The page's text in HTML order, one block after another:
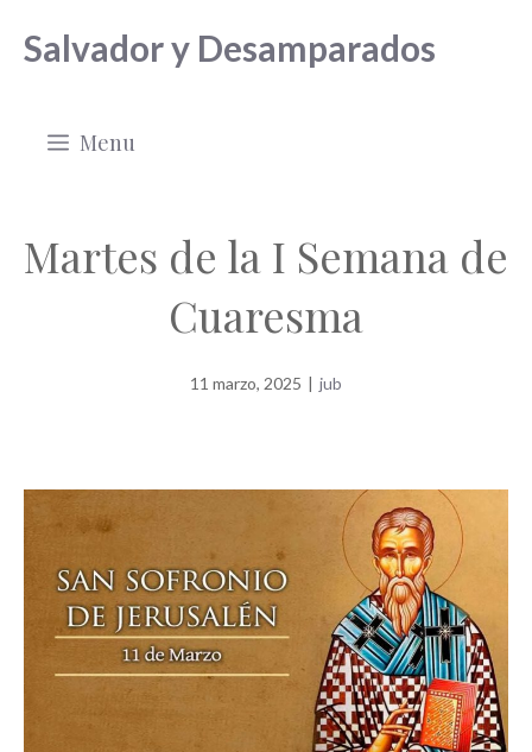
Salvador y Desamparados
Menu
Martes de la I Semana de
Cuaresma
11 marzo, 2025 | jub